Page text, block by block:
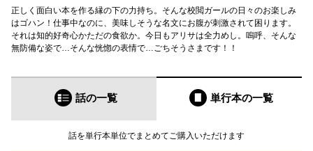
正しく面白い本を作る縁の下の力持ち。そんな校閲ガールの日々のお楽しみ
はゴハン！仕事中なのに、美味しそうな名文にお腹が刺激されて困ります。
それは知的好奇心かただの食欲か。今日もアリサは全力めし。嗚呼、そんな
無防備な姿で…そんな恍惚の表情で…ごちそうさまです！！
話の一覧 単行本の一覧
話を単行本単位でまとめてご購入いただけます